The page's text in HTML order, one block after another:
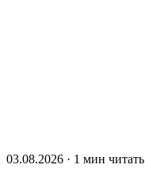
03.08.2026 · 1 мин читать